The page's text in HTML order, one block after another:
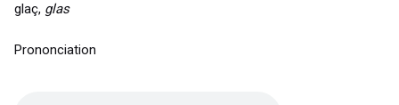
glaç, glas
Prononciation